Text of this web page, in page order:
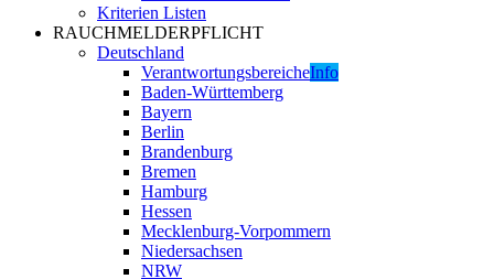
Kriterien Listen
RAUCHMELDERPFLICHT
Deutschland
VerantwortungsbereicheInfo
Baden-Württemberg
Bayern
Berlin
Brandenburg
Bremen
Hamburg
Hessen
Mecklenburg-Vorpommern
Niedersachsen
NRW